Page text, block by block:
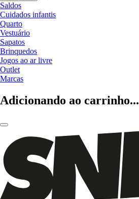
Saldos
Cuidados infantis
Quarto
Vestuário
Sapatos
Brinquedos
Jogos ao ar livre
Outlet
Marcas
Adicionando ao carrinho...